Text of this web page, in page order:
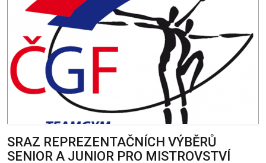
SRAZ REPREZENTAČNÍCH VÝBĚRŮ
SENIOR A JUNIOR PRO MISTROVSTVÍ